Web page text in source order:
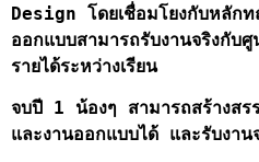
Design โดยเชื่อมโยงกับหลัก
ออกแบบสามารถรับงานจริงกับ
รายได้ระหว่างเรียน
จบปี 1 น้องๆ สามารถสร้างสร
และงานออกแบบได้ และรับงาน